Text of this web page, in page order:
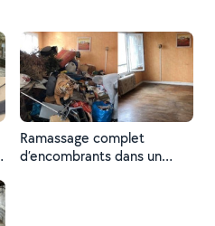
Ramassage complet
d’encombrants dans un